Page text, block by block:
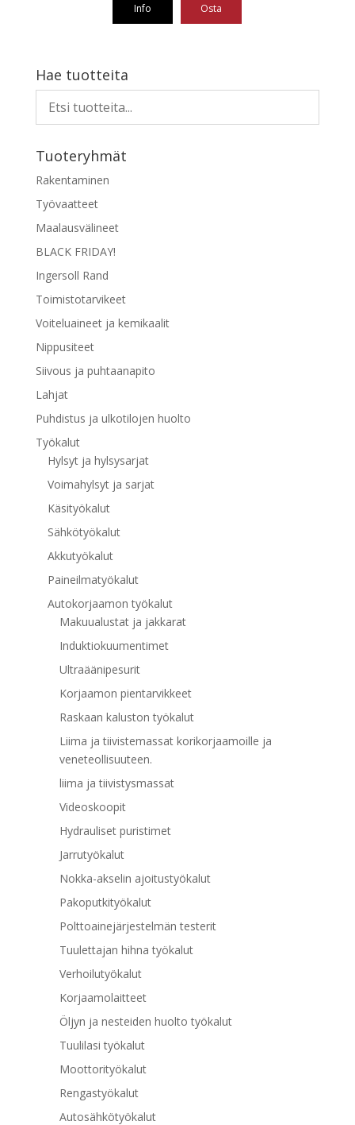
284,62 €.
136,17 €.
Info Osta
Hae tuotteita
Tuoteryhmät
Rakentaminen
Työvaatteet
Maalausvälineet
BLACK FRIDAY!
Ingersoll Rand
Toimistotarvikeet
Voiteluaineet ja kemikaalit
Nippusiteet
Siivous ja puhtaanapito
Lahjat
Puhdistus ja ulkotilojen huolto
Työkalut
Hylsyt ja hylsysarjat
Voimahylsyt ja sarjat
Käsityökalut
Sähkötyökalut
Akkutyökalut
Paineilmatyökalut
Autokorjaamon työkalut
Makuualustat ja jakkarat
Induktiokuumentimet
Ultraäänipesurit
Korjaamon pientarvikkeet
Raskaan kaluston työkalut
Liima ja tiivistemassat korikorjaamoille ja
veneteollisuuteen.
liima ja tiivistysmassat
Videoskoopit
Hydrauliset puristimet
Jarrutyökalut
Nokka-akselin ajoitustyökalut
Pakoputkityökalut
Polttoainejärjestelmän testerit
Tuulettajan hihna työkalut
Verhoilutyökalut
Korjaamolaitteet
Öljyn ja nesteiden huolto työkalut
Tuulilasi työkalut
Moottorityökalut
Rengastyökalut
Autosähkötyökalut